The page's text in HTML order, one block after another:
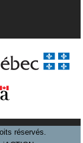
réservés.